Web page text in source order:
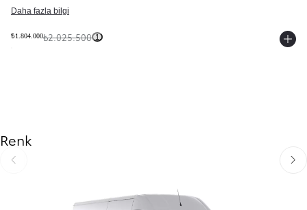
Daha fazla bilgi
₺1.804.000₺2.025.500 1
Renk
Önceki slayt